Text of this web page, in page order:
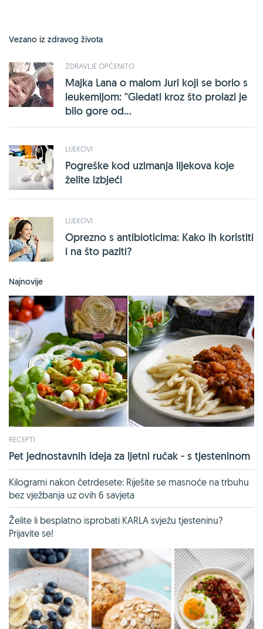
Vezano iz zdravog života
ZDRAVLJE OPĆENITO
Majka Lana o malom Juri koji se borio s
leukemijom: "Gledati kroz što prolazi je
bilo gore od...
LIJEKOVI
Pogreške kod uzimanja lijekova koje
želite izbjeći
LIJEKOVI
Oprezno s antibioticima: Kako ih koristiti
i na što paziti?
Najnovije
RECEPTI
Pet jednostavnih ideja za ljetni ručak - s tjesteninom
Kilogrami nakon četrdesete: Riješite se masnoće na trbuhu
bez vježbanja uz ovih 6 savjeta
Želite li besplatno isprobati KARLA svježu tjesteninu?
Prijavite se!